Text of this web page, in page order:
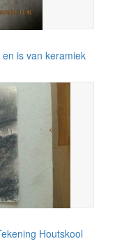
is van keramiek
Houtskool